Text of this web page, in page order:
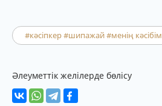
#кәсіпкер #шипажай #менің кәсібім
Әлеуметтік желілерде бөлісу